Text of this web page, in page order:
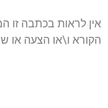
אין לראות בכתבה זו
הקורא ו\או הצעה או